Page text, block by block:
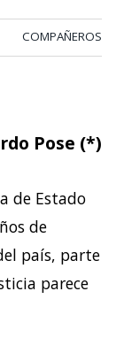
COMPAÑEROS
Pose (*)
de Estado
de
país, parte
parece